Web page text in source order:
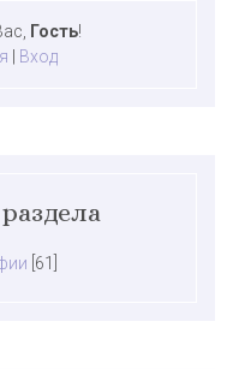
Гость!
Вход
[61]